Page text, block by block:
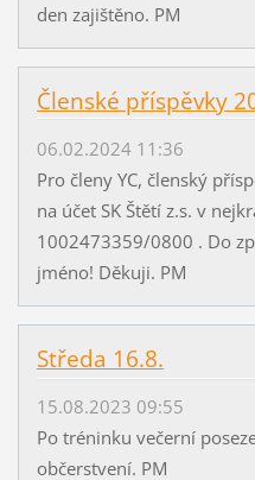
den zajištěno. PM
Členské příspěvky
06.02.2024 11:36
Pro členy YC, členský
na účet SK Štětí z.s. v
1002473359/0800 . Do
jméno! Děkuji. PM
Středa 16.8.
15.08.2023 09:55
Po tréninku večerní
občerstvení. PM